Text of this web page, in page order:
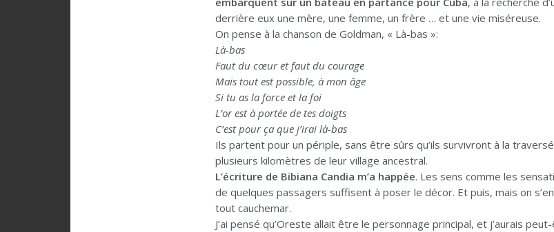
derrière eux une mère, une femme, un frère … et une vie miséreuse.
On pense à la chanson de Goldman, « Là-bas »:
Là-bas
Faut du cœur et faut du courage
Mais tout est possible, à mon âge
Si tu as la force et la foi
L’or est à portée de tes doigts
C’est pour ça que j’irai là-bas
Ils partent pour un périple, sans être sûrs qu’ils survivront à la
plusieurs kilomètres de leur village ancestral.
L’écriture de Bibiana Candia m’a happée. Les sens comme les
de quelques passagers suffisent à poser le décor. Et puis, mais on
tout cauchemar.
J’ai pensé qu’Oreste allait être le personnage principal, et j’aurais